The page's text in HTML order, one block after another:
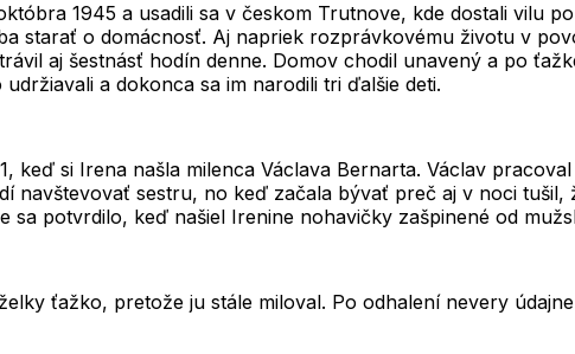
1945 a usadili sa v českom Trutnove, kde dostali vilu
starať o domácnosť. Aj napriek rozprávkovému životu v
aj šestnásť hodín denne. Domov chodil unavený a po
a dokonca sa im narodili tri ďalšie deti.
keď si Irena našla milenca Václava Bernarta. Václav
navštevovať sestru, no keď začala bývať preč aj v noci
sa potvrdilo, keď našiel Irenine nohavičky zašpinené od
ťažko, pretože ju stále miloval. Po odhalení nevery